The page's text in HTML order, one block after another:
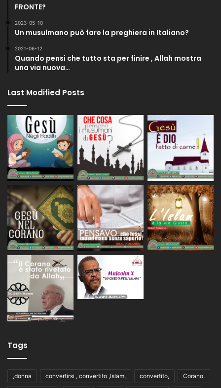
FRONTE?
2023-05-10
Un musulmano può fare la preghiera in Italiano?
2021-06-12
Quando pensi che tutto sta per finire , Allah mostra
una via nuova…
Last Modified Posts
Tags
,donna convertirsi , convertito ,Islam, convertito, Corano,